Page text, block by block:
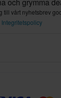
till vårt nyhetsbrev
Integritetspolicy